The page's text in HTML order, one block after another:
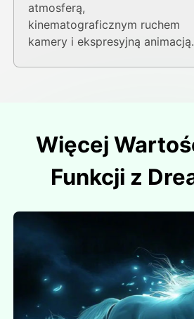
atmosferą,
kinematograficznym ruchem
kamery i ekspresyjną animacją.
Więcej
Funkcji z